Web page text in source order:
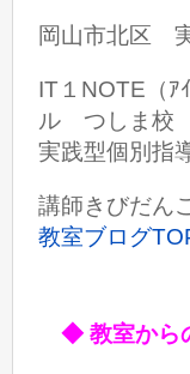
岡山市北区
IT１NOTE（ｱ
ル つしま校
実践型個別指
講師きびだん
教室ブログ
◆ 教室から